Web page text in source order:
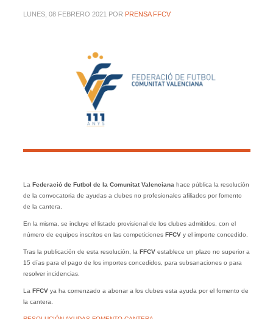
LUNES, 08 FEBRERO 2021 POR PRENSA FFCV
La Federació de Futbol de la Comunitat Valencianahace pública la resolución
de la convocatoria de ayudas a clubes no profesionales afiliados por fomento
de la cantera.
En la misma, se incluye el listado provisional de los clubes admitidos, con el
número de equipos inscritos en las competiciones FFCVy el importe concedido.
Tras la publicación de esta resolución, la FFCVestablece un plazo no superior a
15 días para el pago de los importes concedidos, para subsanaciones o para
resolver incidencias.
La FFCVya ha comenzado a abonar a los clubes esta ayuda por el fomento de
la cantera.